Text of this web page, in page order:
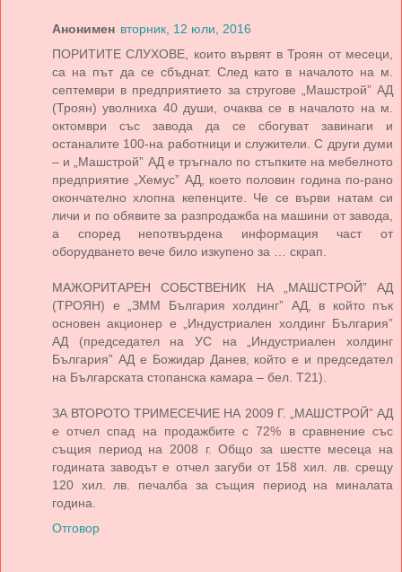
Анонимен вторник, 12 юли, 2016
ПОРИТИТЕ СЛУХОВЕ, които вървят в Троян от месеци,
са на път да се сбъднат. След като в началото на м.
септември в предприятието за стругове „Машстрой” АД
(Троян) уволниха 40 души, очаква се в началото на м.
октомври със завода да се сбогуват завинаги и
останалите 100-на работници и служители. С други думи
– и „Машстрой” АД е тръгнало по стъпките на мебелното
предприятие „Хемус” АД, което половин година по-рано
окончателно хлопна кепенците. Че се върви натам си
личи и по обявите за разпродажба на машини от завода,
а според непотвърдена информация част от
оборудването вече било изкупено за … скрап.
МАЖОРИТАРЕН СОБСТВЕНИК НА „МАШСТРОЙ” АД
(ТРОЯН) е „ЗММ България холдинг” АД, в който пък
основен акционер е „Индустриален холдинг България”
АД (председател на УС на „Индустриален холдинг
България” АД е Божидар Данев, който е и председател
на Българската стопанска камара – бел. Т21).
ЗА ВТОРОТО ТРИМЕСЕЧИЕ НА 2009 Г. „МАШСТРОЙ” АД
е отчел спад на продажбите с 72% в сравнение със
същия период на 2008 г. Общо за шестте месеца на
годината заводът е отчел загуби от 158 хил. лв. срещу
120 хил. лв. печалба за същия период на миналата
година.
Отговор